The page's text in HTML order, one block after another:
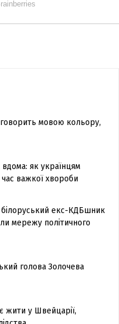
говорить мовою кольору,
вдома: як українцям
важкої хвороби
білоруський екс-КДБшник
мережу політичного
голова Золочева
жити у Швейцарії,